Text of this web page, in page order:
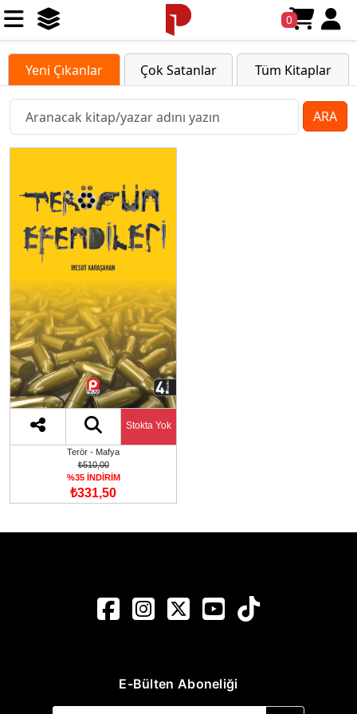
0
Yeni Çıkanlar Çok Satanlar Tüm Kitaplar
ARA
Stokta Yok
Terör - Mafya
₺510,00
%35 İNDİRİM
₺331,50
E-Bülten Aboneliği